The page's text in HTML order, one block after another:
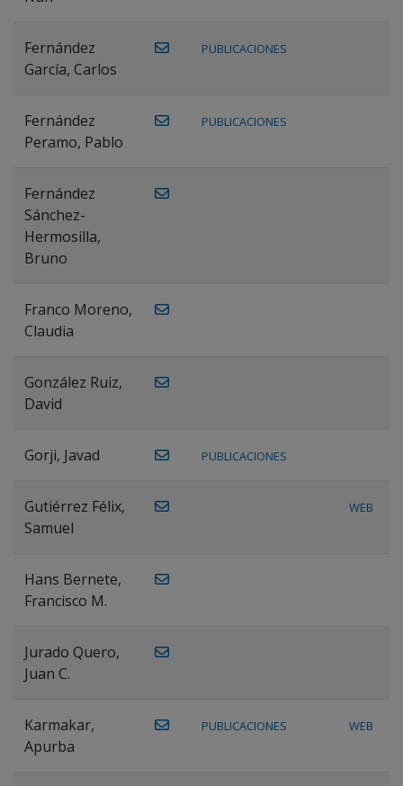
Fernández
García, Carlos
PUBLICACIONES
Fernández
Peramo, Pablo
PUBLICACIONES
Fernández
Sánchez-
Hermosilla,
Bruno
Franco Moreno,
Claudia
González Ruiz,
David
Gorji, Javad PUBLICACIONES
Gutiérrez Félix,
Samuel
WEB
Hans Bernete,
Francisco M.
Jurado Quero,
Juan C.
Karmakar,
Apurba
PUBLICACIONES WEB